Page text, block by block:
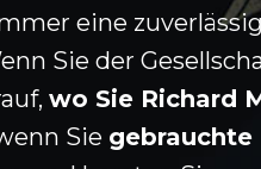
eine
Sie der
wo Sie Richard
Sie gebrauchte